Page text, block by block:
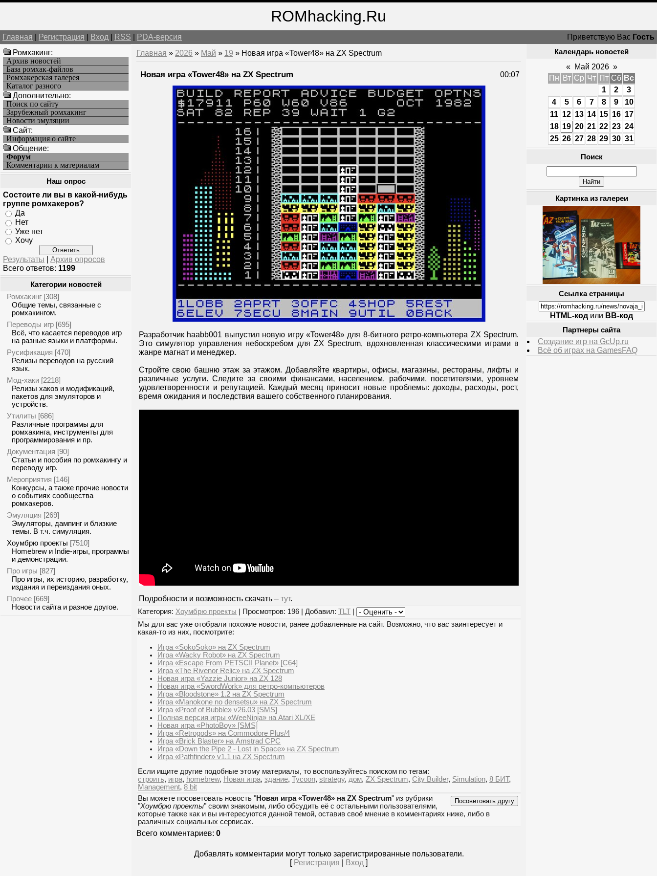
ROMhacking.Ru
Главная Регистрация Вход RSS PDA-версия Приветствую Вас Гость
Ромхакинг:
Архив новостей
База ромхак-файлов
Ромхакерская галерея
Каталог разного
Дополнительно:
Поиск по сайту
Зарубежный ромхакинг
Новости эмуляции
Cайт:
Информация о сайте
Общение:
Форум
Комментарии к материалам
Наш опрос
Состоите ли вы в какой-нибудь
группе ромхакеров?
Да
Нет
Уже нет
Хочу
Результаты
Архив опросов
Всего ответов: 1199
Категории новостей
Ромхакинг [308]
Общие темы, связанные с
ромхакингом.
Переводы игр [695]
Всё, что касается переводов игр
на разные языки и платформы.
Русификация [470]
Релизы переводов на русский
язык.
Мод-хаки [2218]
Релизы хаков и модификаций,
пакетов для эмуляторов и
устройств.
Утилиты [686]
Различные программы для
ромхакинга, инструменты для
программирования и пр.
Документация [90]
Статьи и пособия по ромхакингу и
переводу игр.
Мероприятия [146]
Конкурсы, а также прочие новости
о событиях сообщества
ромхакеров.
Эмуляция [269]
Эмуляторы, дампинг и близкие
темы. В т.ч. симуляция.
Хоумбрю проекты [7510]
Homebrew и Indie-игры, программы
и демонстрации.
Про игры [827]
Про игры, их историю, разработку,
издания и переиздания оных.
Прочее [669]
Новости сайта и разное другое.
Главная » 2026 » Май » 19 » Новая игра «Tower48» на ZX Spectrum
Новая игра «Tower48» на ZX Spectrum 00:07
Разработчик haabb001 выпустил новую игру «Tower48» для 8-битного ретро-компьютера ZX Spectrum.
Это симулятор управления небоскребом для ZX Spectrum, вдохновленная классическими играми в
жанре магнат и менеджер.
Стройте свою башню этаж за этажом. Добавляйте квартиры, офисы, магазины, рестораны, лифты и
различные услуги. Следите за своими финансами, населением, рабочими, посетителями, уровнем
удовлетворенности и репутацией. Каждый месяц приносит новые проблемы: доходы, расходы, рост,
время ожидания и последствия вашего собственного планирования.
Подробности и возможность скачать – тут.
Категория: Хоумбрю проекты | Просмотров: 196 | Добавил: TLT
Мы для вас уже отобрали похожие новости, ранее добавленные на сайт. Возможно, что вас заинтересует и
какая-то из них, посмотрите:
Игра «SokoSoko» на ZX Spectrum
Игра «Wacky Robot» на ZX Spectrum
Игра «Escape From PETSCII Planet» [C64]
Игра «The Rivenor Relic» на ZX Spectrum
Новая игра «Yazzie Junior» на ZX 128
Новая игра «SwordWork» для ретро-компьютеров
Игра «Bloodstone» 1.2 на ZX Spectrum
Игра «Manokone no densetsu» на ZX Spectrum
Игра «Proof of Bubble» v26.03 [SMS]
Полная версия игры «WeeNinja» на Atari XL/XE
Новая игра «PhotoBoy» [SMS]
Игра «Retrogods» на Commodore Plus/4
Игра «Brick Blaster» на Amstrad CPC
Игра «Down the Pipe 2 - Lost in Space» на ZX Spectrum
Игра «Pathfinder» v1.1 на ZX Spectrum
Если ищите другие подобные этому материалы, то воспользуйтесь поиском по тегам:
строить, игра, homebrew, Новая игра, здание, Tycoon, strategy, дом, ZX Spectrum, City Builder, Simulation, 8 БИТ,
Management, 8 bit
Вы можете посоветовать новость "Новая игра «Tower48» на ZX Spectrum" из рубрики
"Хоумбрю проекты" своим знакомым, либо обсудить её с остальными пользователями,
которые также как и вы интересуются данной темой, оставив своё мнение в комментариях ниже, либо в
различных социальных сервисах.
Всего комментариев: 0
Добавлять комментарии могут только зарегистрированные пользователи.
[ Регистрация Вход ]
Календарь новостей
« Май 2026 »
Пн
Вт Ср Чт Пт Сб Вс
1
2
3
4
5 6 7 8 9
10
11 12 13 14 15 16 17
18 19 20 21 22 23 24
25 26 27 28 29 30 31
Поиск
Картинка из галереи
Ссылка страницы
HTML-код или BB-код
Партнеры сайта
Создание игр на GcUp.ru
Всё об играх на GamesFAQ